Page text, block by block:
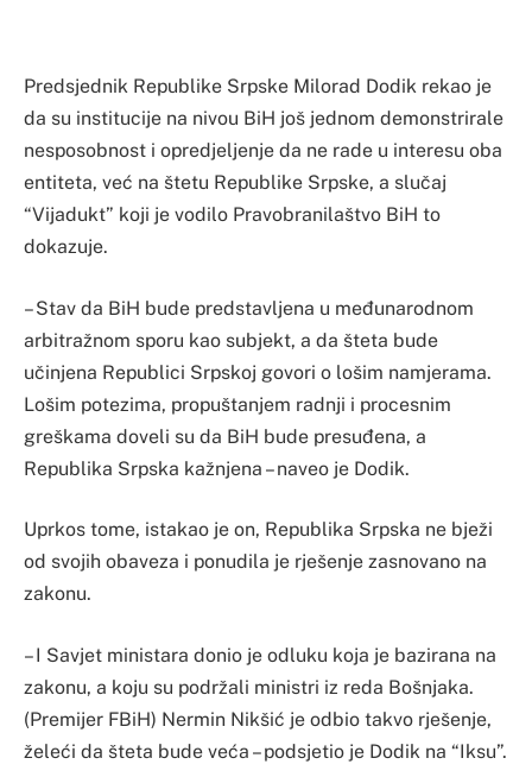
Predsjednik Republike Srpske Milorad Dodik rekao je
da su institucije na nivou BiH još jednom demonstrirale
nesposobnost i opredjeljenje da ne rade u interesu oba
entiteta, već na štetu Republike Srpske, a slučaj
“Vijadukt” koji je vodilo Pravobranilaštvo BiH to
dokazuje.
– Stav da BiH bude predstavljena u međunarodnom
arbitražnom sporu kao subjekt, a da šteta bude
učinjena Republici Srpskoj govori o lošim namjerama.
Lošim potezima, propuštanjem radnji i procesnim
greškama doveli su da BiH bude presuđena, a
Republika Srpska kažnjena – naveo je Dodik.
Uprkos tome, istakao je on, Republika Srpska ne bježi
od svojih obaveza i ponudila je rješenje zasnovano na
zakonu.
– I Savjet ministara donio je odluku koja je bazirana na
zakonu, a koju su podržali ministri iz reda Bošnjaka.
(Premijer FBiH) Nermin Nikšić je odbio takvo rješenje,
želeći da šteta bude veća – podsjetio je Dodik na “Iksu”.